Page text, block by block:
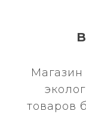
Магазин
товаров